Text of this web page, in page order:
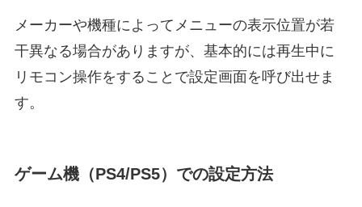
メーカーや機種によってメニューの表示位置が若
干異なる場合がありますが、基本的には再生中に
リモコン操作をすることで設定画面を呼び出せま
す。
ゲーム機（PS4/PS5）での設定方法